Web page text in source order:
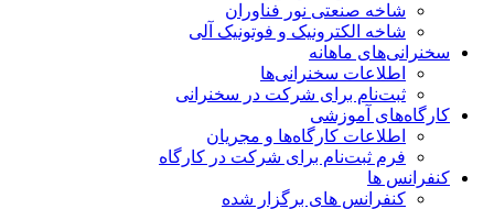
شاخه صنعتی نور فناوران
شاخه‌ الکترونیک و فوتونیک آلی
سخنرانی‌های ماهانه
اطلاعات سخنرانی‌‌ها
ثبت‌نام برای شرکت در سخنرانی
کارگاه‌های آموزشی
اطلاعات کارگاه‌ها و مجریان
فرم ثبت‌نام برای شرکت در کارگاه
کنفرانس ها
کنفرانس های برگزار شده